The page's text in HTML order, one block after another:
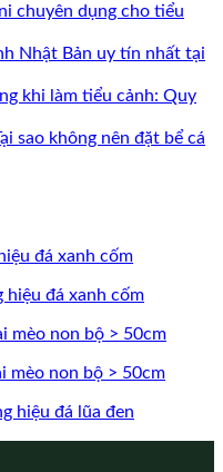
chuyên dụng cho tiểu
Nhật Bản uy tín nhất tại
khi làm tiểu cảnh: Quy
sao không nên đặt bể cá
đá xanh cốm
hiệu đá xanh cốm
mèo non bộ > 50cm
mèo non bộ > 50cm
hiệu đá lũa đen